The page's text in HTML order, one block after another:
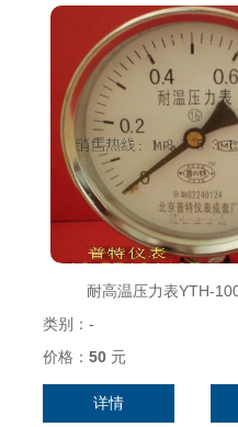
耐高温压力表YTH-
类别： -
价格： 50 元
详情